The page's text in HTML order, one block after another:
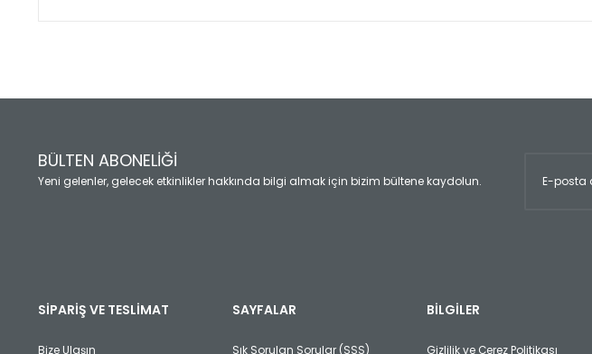
Ürün açıklamasında eksik bilgiler bulunuyor.
Ürün fiyatı diğer sitelerden daha pahalı.
Bu ürüne benzer farklı alternatifler olmalı.
BÜLTEN ABONELİĞİ
Yeni gelenler, gelecek etkinlikler hakkında bilgi almak için bizim bültene kaydolun.
SİPARİŞ VE TESLİMAT
Bize Ulaşın
SAYFALAR
Sık Sorulan Sorular (SSS)
BİLGİLER
Gizlilik ve Çerez Politikası